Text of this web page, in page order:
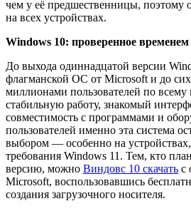
чем у её предшественницы, поэтому
на всех устройствах.
Windows 10: проверенное
До выхода одиннадцатой версии
флагманской ОС от Microsoft и до сих
миллионами пользователей по всему
стабильную работу, знакомый
совместимость с программами и
пользователей именно эта система
выбором — особенно на
требования Windows 11. Тем, кто
версию, можно Виндовс 10 скачать с
Microsoft, воспользовавшись
создания загрузочного носителя.